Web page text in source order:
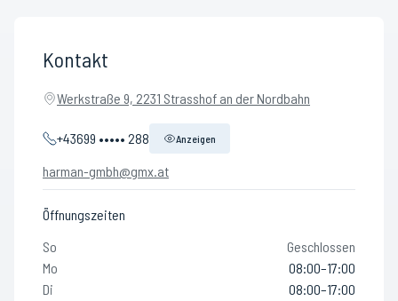
Kontakt
Werkstraße 9, 2231 Strasshof an der Nordbahn
+43699 ••••• 288 Anzeigen
harman-gmbh@gmx.at
Öffnungszeiten
So
Geschlossen
Mo
08:00–17:00
Di
08:00–17:00